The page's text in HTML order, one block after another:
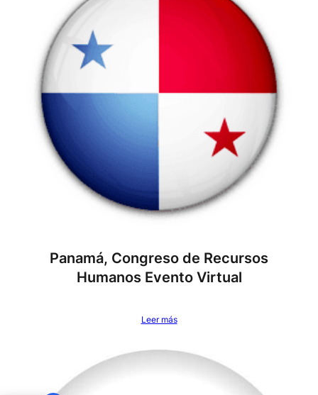
Panamá, Congreso de Recursos
Humanos Evento Virtual
Leer más